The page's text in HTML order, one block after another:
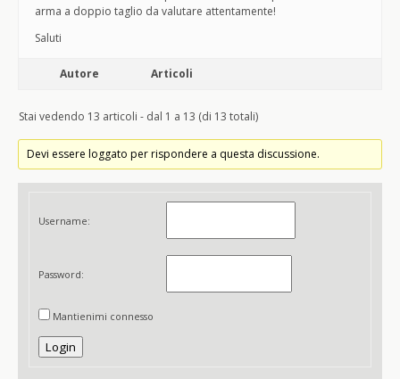
arma a doppio taglio da valutare attentamente!
Saluti
Autore Articoli
Stai vedendo 13 articoli - dal 1 a 13 (di 13 totali)
Devi essere loggato per rispondere a questa discussione.
Username:
Password:
Mantienimi connesso
Login